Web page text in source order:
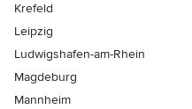
Krefeld
Leipzig
Ludwigshafen-am-Rhein
Magdeburg
Mannheim